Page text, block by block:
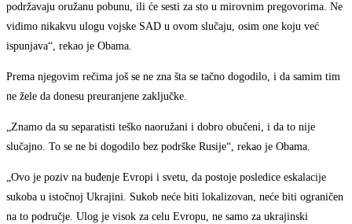
podržavaju oružanu pobunu, ili će sesti za sto u mirovnim pregovorima. Ne
vidimo nikakvu ulogu vojske SAD u ovom slučaju, osim one koju već
ispunjava“, rekao je Obama.
Prema njegovim rečima još se ne zna šta se tačno dogodilo, i da samim tim
ne žele da donesu preuranjene zaključke.
„Znamo da su separatisti teško naoružani i dobro obučeni, i da to nije
slučajno. To se ne bi dogodilo bez podrške Rusije“, rekao je Obama.
„Ovo je poziv na buđenje Evropi i svetu, da postoje posledice eskalacije
sukoba u istočnoj Ukrajini. Sukob neće biti lokalizovan, neće biti ograničen
na to područje. Ulog je visok za celu Evropu, ne samo za ukrajinski